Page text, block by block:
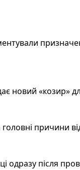
новий «козир»
причини
одразу після